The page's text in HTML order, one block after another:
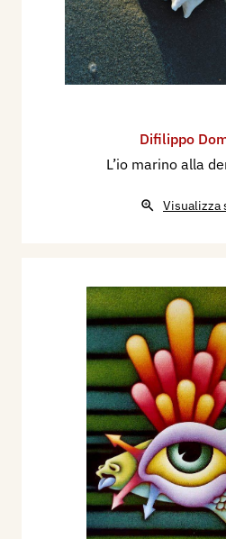
Difilippo
L’io marino alla
Visualizza